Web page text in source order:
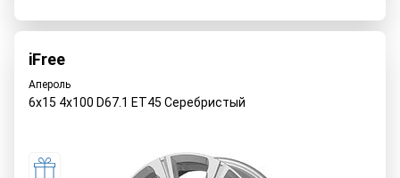
iFree
Апероль
6x15 4x100 D67.1 ET45 Серебристый